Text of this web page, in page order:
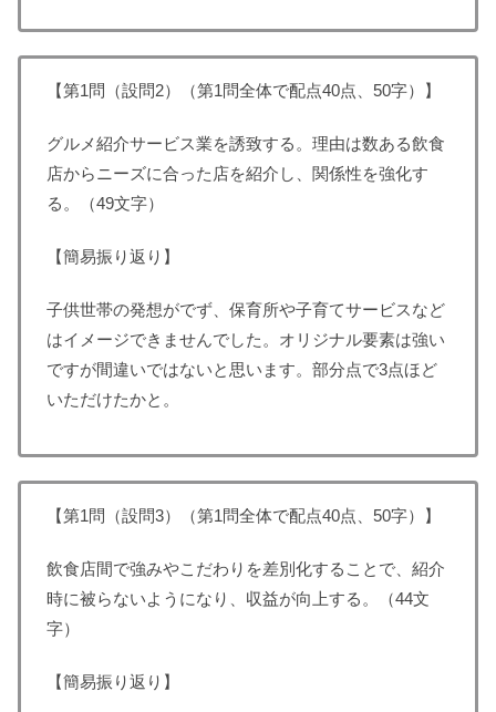
【第1問（設問2）（第1問全体で配点40点、50字）】
グルメ紹介サービス業を誘致する。理由は数ある飲食
店からニーズに合った店を紹介し、関係性を強化す
る。（49文字）
【簡易振り返り】
子供世帯の発想がでず、保育所や子育てサービスなど
はイメージできませんでした。オリジナル要素は強い
ですが間違いではないと思います。部分点で3点ほど
いただけたかと。
【第1問（設問3）（第1問全体で配点40点、50字）】
飲食店間で強みやこだわりを差別化することで、紹介
時に被らないようになり、収益が向上する。（44文
字）
【簡易振り返り】